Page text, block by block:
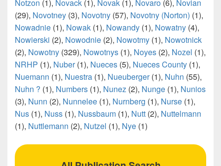
Notzon (1), Novack (1), Novak (1), Novaro (6), Novian
(29), Novotney (3), Novotny (57), Novotny (Norton) (1),
Nowadnie (1), Nowak (1), Nowandy (1), Nowatny (4),
Nowierski (2), Nowodnie (2), Nowotmy (1), Nowotnick
(2), Nowotny (329), Nowotnys (1), Noyes (2), Nozel (1),
NRHP (1), Nuber(1), Nueces (5), Nueces County (1),
Nuemann (1), Nuestra (1), Nueuberger(1), Nuhn (55),
Nuhn ? (1), Numbers (1), Nunez (2), Nunge (1), Nunios
(3), Nunn (2), Nunnelee (1), Nurnberg (1), Nurse (1),
Nus (1), Nuss (1), Nussbaum (1), Nutt (2), Nuttelmann
(1), Nuttlemann (2), Nutzel (1), Nye (1)